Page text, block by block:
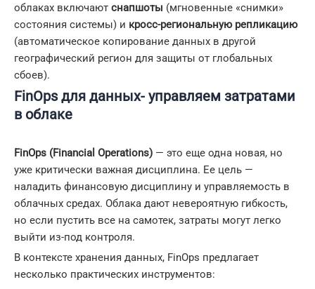
облаках включают снапшоты (мгновенные «снимки»
состояния системы) и кросс-региональную репликацию
(автоматическое копирование данных в другой
географический регион для защиты от глобальных
сбоев).
FinOps для данных- управляем затратами
в облаке
FinOps (Financial Operations) — это еще одна новая, но
уже критически важная дисциплина. Ее цель —
наладить финансовую дисциплину и управляемость в
облачных средах. Облака дают невероятную гибкость,
но если пустить все на самотек, затраты могут легко
выйти из-под контроля.
В контексте хранения данных, FinOps предлагает
несколько практических инструментов: